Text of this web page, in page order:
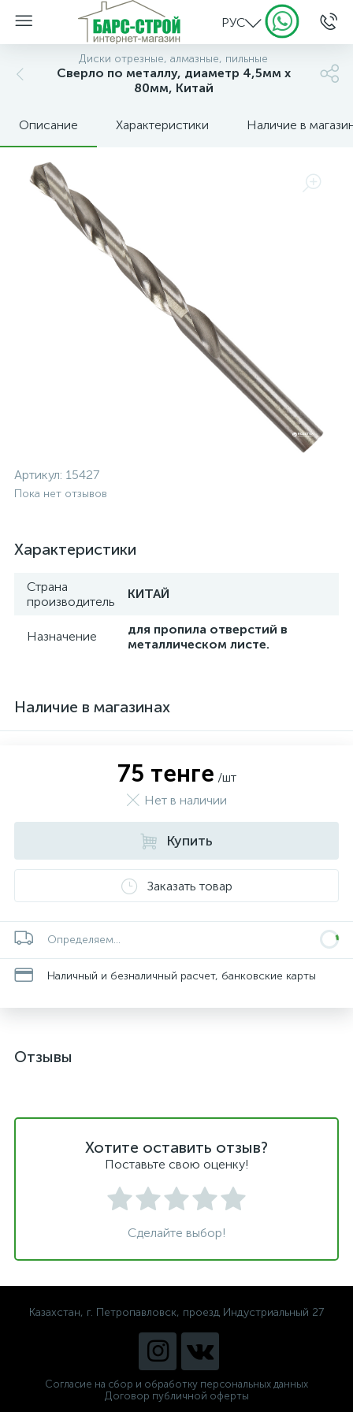
РУС
Диски отрезные, алмазные, пильные
Сверло по металлу, диаметр 4,5мм х
80мм, Китай
Описание Характеристики Наличие в
Артикул: 15427
Пока нет отзывов
Характеристики
Страна
производитель
КИТАЙ
Назначение
для пропила отверстий в
металлическом листе.
Наличие в магазинах
75 тенге /шт
Нет в наличии
Купить
Заказать товар
Определяем...
Наличный и безналичный расчет, банковские карты
Отзывы
Хотите оставить отзыв?
Поставьте свою оценку!
Сделайте выбор!
Казахстан, г. Петропавловск, проезд Индустриальный 27
Согласие на сбор и обработку персональных данных
Договор публичной оферты